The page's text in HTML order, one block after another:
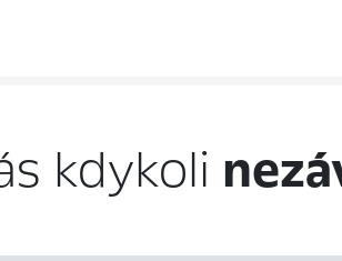
kdykoli